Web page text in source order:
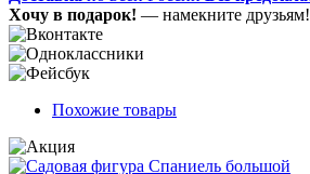
Хочу в подарок! — намекните друзьям!
Похожие товары